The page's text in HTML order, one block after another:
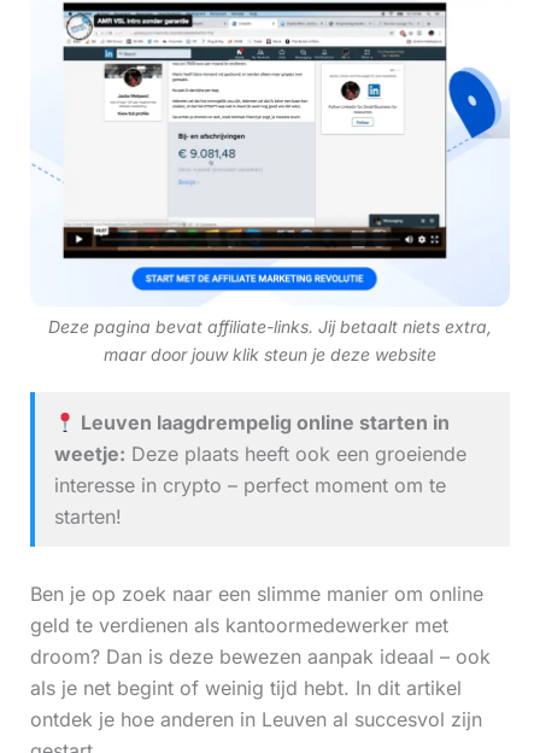
Deze pagina bevat affiliate-links. Jij betaalt niets extra,
maar door jouw klik steun je deze website
Leuven laagdrempelig online starten in
weetje: Deze plaats heeft ook een groeiende
interesse in crypto – perfect moment om te
starten!
Ben je op zoek naar een slimme manier om online
geld te verdienen als kantoormedewerker met
droom? Dan is deze bewezen aanpak ideaal – ook
als je net begint of weinig tijd hebt. In dit artikel
ontdek je hoe anderen in Leuven al succesvol zijn